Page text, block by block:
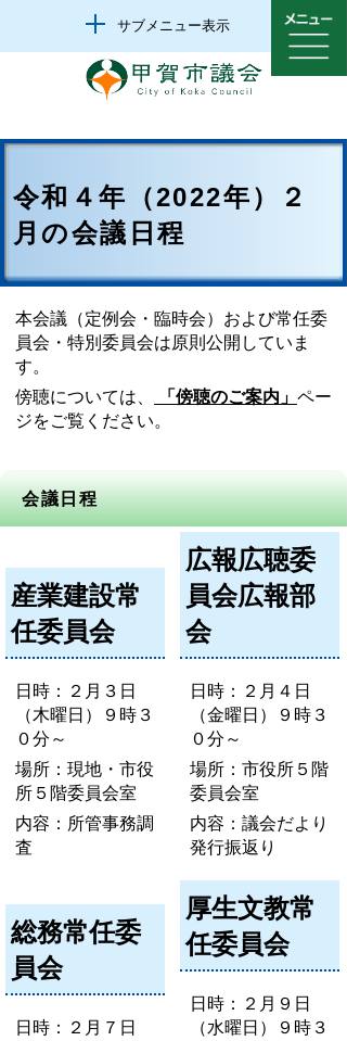
サブメニュー表示
令和４年（2022年）２
月の会議日程
本会議（定例会・臨時会）および常任委
員会・特別委員会は原則公開していま
す。
傍聴については、
「傍聴のご案内」 ペー
ジをご覧ください。
会議日程
産業建設常
任委員会
日時：２月３日
（木曜日）９時３
０分～
場所：現地・市役
所５階委員会室
内容：所管事務調
査
広報広聴委
員会広報部
会
日時：２月４日
（金曜日）９時３
０分～
場所：市役所５階
委員会室
内容：議会だより
発行振返り
総務常任委
員会
日時：２月７日
厚生文教常
任委員会
日時：２月９日
（水曜日）９時３